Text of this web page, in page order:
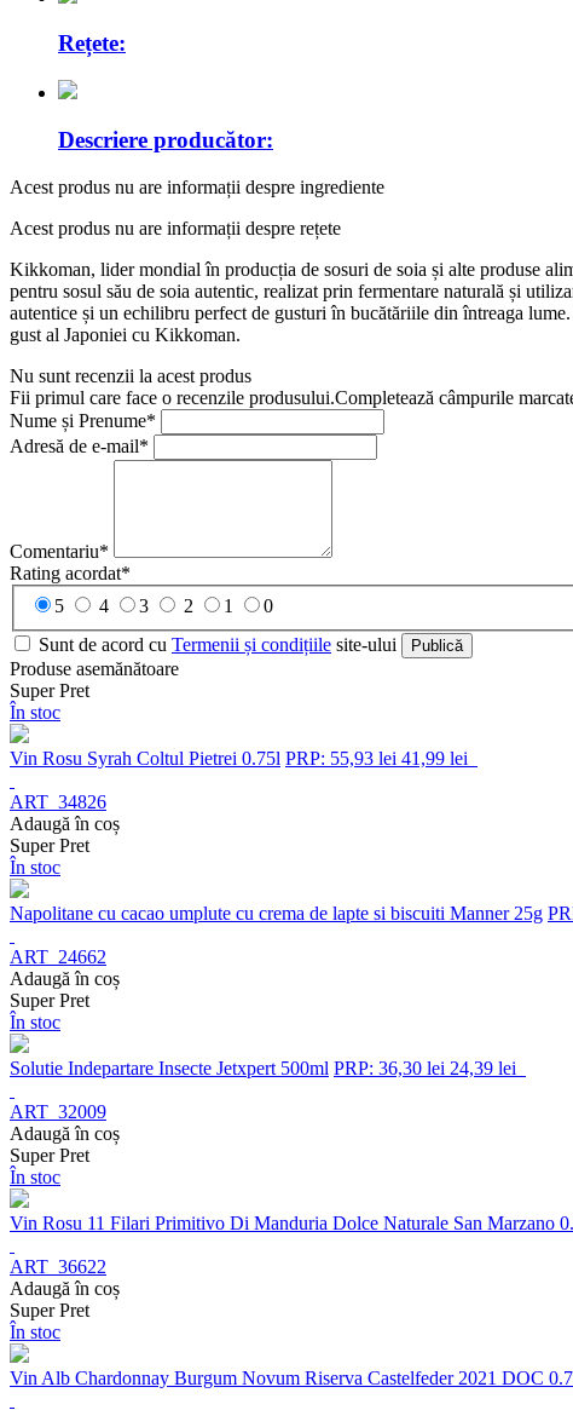
Rețete:
Descriere producător:
Acest produs nu are informații despre ingrediente
Acest produs nu are informații despre rețete
Kikkoman, lider mondial în producția de sosuri de soia și alte produse
pentru sosul său de soia autentic, realizat prin fermentare naturală și
autentice și un echilibru perfect de gusturi în bucătăriile din întreaga
gust al Japoniei cu Kikkoman.
Nu sunt recenzii la acest produs
Fii primul care face o recenzile produsului.Completează câmpurile
Nume și Prenume*
Adresă de e-mail*
Comentariu*
Rating acordat*
5
4 3 2 1
0
Sunt de acord cu Termenii și condițiile site-ului Publică
Produse asemănătoare
Super Pret
În stoc
Vin Rosu Syrah Coltul Pietrei 0.75l PRP: 55,93 lei 41,99 lei
ART_34826
Adaugă în coș
Super Pret
În stoc
Napolitane cu cacao umplute cu crema de lapte si biscuiti Manner 25g
ART_24662
Adaugă în coș
Super Pret
În stoc
Solutie Indepartare Insecte Jetxpert 500ml PRP: 36,30 lei 24,39 lei
ART_32009
Adaugă în coș
Super Pret
În stoc
Vin Rosu 11 Filari Primitivo Di Manduria Dolce Naturale San Marzano
ART_36622
Adaugă în coș
Super Pret
În stoc
Vin Alb Chardonnay Burgum Novum Riserva Castelfeder 2021 DOC